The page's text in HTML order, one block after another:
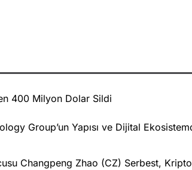
400 Milyon Dolar Sildi
Group’un Yapısı ve Dijital
Changpeng Zhao (CZ) Serbest, Kripto